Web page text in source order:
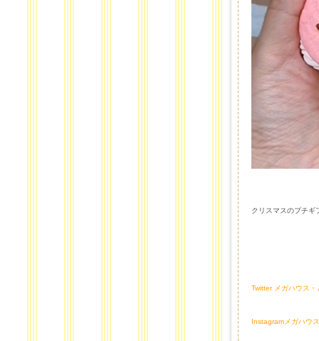
クリスマスのプチ
Twitter メガハウス
Instagramメガハウ